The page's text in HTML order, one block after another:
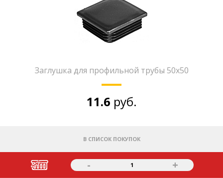
Заглушка для профильной трубы 50х50
11.6 руб.
В СПИСОК ПОКУПОК
- 1 +